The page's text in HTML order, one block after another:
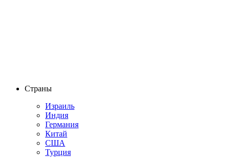
Страны
Израиль
Индия
Германия
Китай
США
Турция